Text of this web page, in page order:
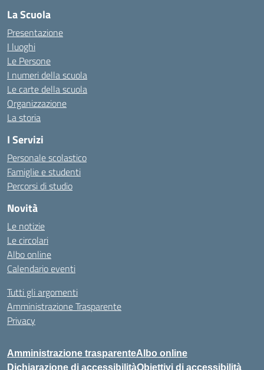
La Scuola
Presentazione
I luoghi
Le Persone
I numeri della scuola
Le carte della scuola
Organizzazione
La storia
I Servizi
Personale scolastico
Famiglie e studenti
Percorsi di studio
Novità
Le notizie
Le circolari
Albo online
Calendario eventi
Tutti gli argomenti
Amministrazione Trasparente
Privacy
Amministrazione trasparenteAlbo online
Dichiarazione di accessibilitàObiettivi di accessibilità